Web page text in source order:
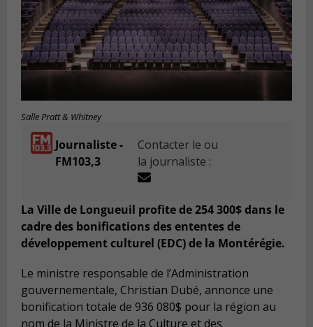
Salle Pratt & Whitney
Journaliste -
FM103,3
Contacter le ou
la journaliste :
La Ville de Longueuil profite de 254 300$ dans le
cadre des bonifications des ententes de
développement culturel (EDC) de la Montérégie.
Le ministre responsable de l’Administration
gouvernementale, Christian Dubé, annonce une
bonification totale de 936 080$ pour la région au
nom de la Ministre de la Culture et des